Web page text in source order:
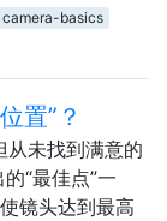
camera-basics
置”？
未找到满意的
“最佳点”一
镜头达到最高